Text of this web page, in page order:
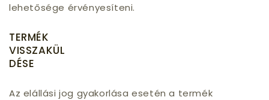
lehetősége érvényesíteni.
TERMÉK
VISSZAKÜL
DÉSE
Az elállási jog gyakorlása esetén a termék